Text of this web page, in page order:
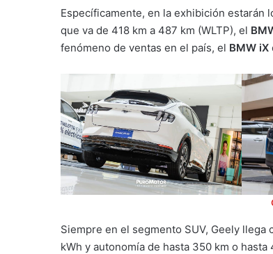
Específicamente, en la exhibición estarán
que va de 418 km a 487 km (WLTP), el
fenómeno de ventas en el país, el BMW iX
Siempre en el segmento SUV, Geely llega
kWh y autonomía de hasta 350 km o